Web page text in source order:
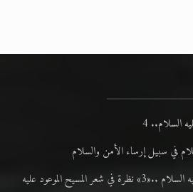
السلام.. 4
في سبيل إرساء الأمن والسلام
رأيٌ في لغة المسيح الموعود عليه السلام ..«3» نظرة في شعر المسيح الموعود عليه